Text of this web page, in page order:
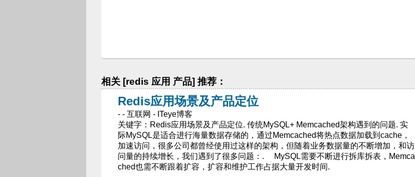
相关 [redis 应用 产品] 推荐：
Redis应用场景及产品定位
- - 互联网 - ITeye博客
关键字：Redis应用场景及产品定位. 传统MySQL+ Memcached架构遇到的问题. 实
际MySQL是适合进行海量数据存储的，通过Memcached将热点数据加载到cache，
加速访问，很多公司都曾经使用过这样的架构，但随着业务数据量的不断增加，和访
问量的持续增长，我们遇到了很多问题：. MySQL需要不断进行拆库拆表，Memca
ched也需不断跟着扩容，扩容和维护工作占据大量开发时间.